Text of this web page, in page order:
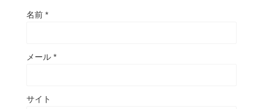
名前 *
メール *
サイト